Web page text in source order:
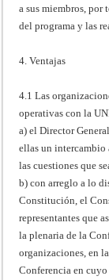
a sus miembros, por
del programa y las
4. Ventajas
4.1 Las
operativas con la
a) el Director
ellas un
las cuestiones que
b) con arreglo a lo
Constitución, el
representantes que
la plenaria de la
organizaciones, en
Conferencia en cuyo